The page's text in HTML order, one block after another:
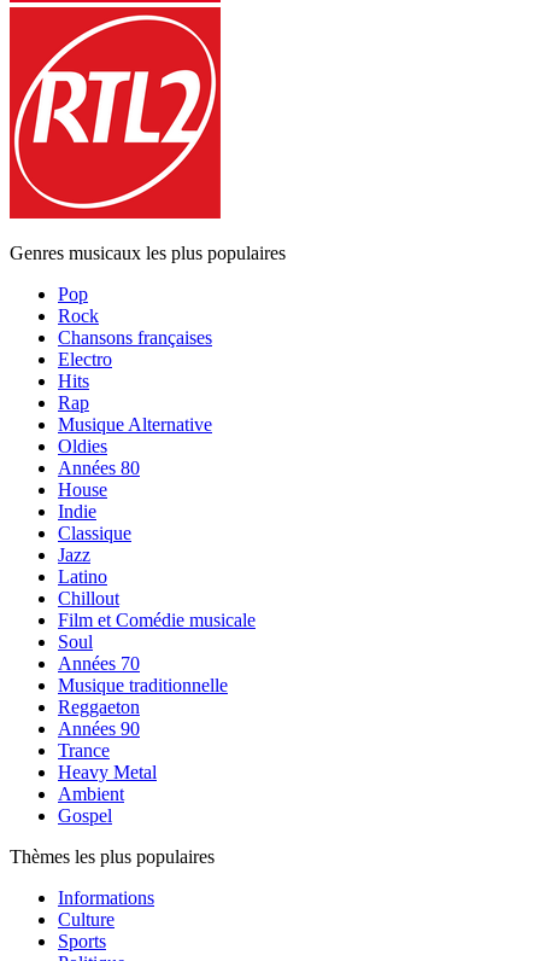
Genres musicaux les plus populaires
Pop
Rock
Chansons françaises
Electro
Hits
Rap
Musique Alternative
Oldies
Années 80
House
Indie
Classique
Jazz
Latino
Chillout
Film et Comédie musicale
Soul
Années 70
Musique traditionnelle
Reggaeton
Années 90
Trance
Heavy Metal
Ambient
Gospel
Thèmes les plus populaires
Informations
Culture
Sports